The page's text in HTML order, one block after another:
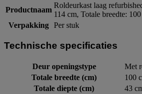
Productnaam
Roldeurkast laag
114 cm, Totale breedte:
Verpakking Per stuk
Technische specificaties
Deur openingstype
Met
Totale breedte (cm)
100
Totale diepte (cm)
43